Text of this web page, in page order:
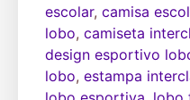
escolar, camisa
lobo, camiseta
design esportivo
lobo, estampa